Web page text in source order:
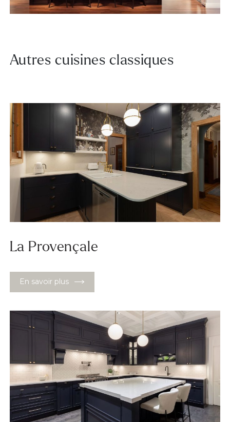
Autres cuisines classiques
La Provençale
En savoir plus